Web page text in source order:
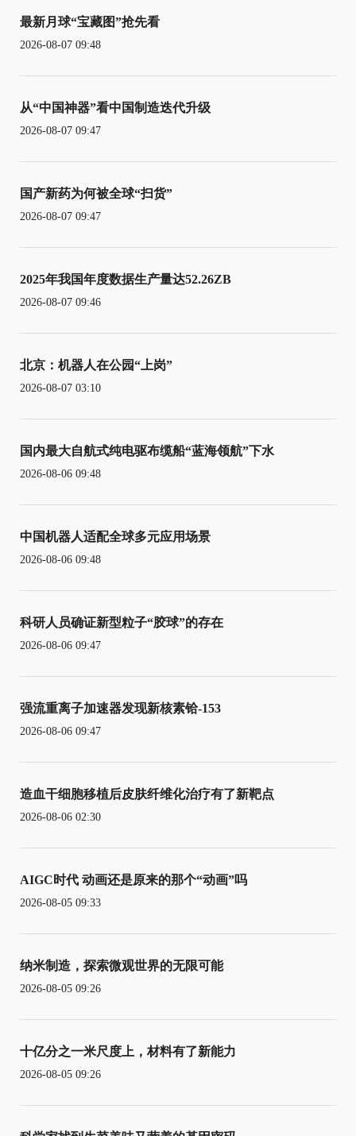
最新月球“宝藏图”抢先看
2026-08-07 09:48
从“中国神器”看中国制造迭代升级
2026-08-07 09:47
国产新药为何被全球“扫货”
2026-08-07 09:47
2025年我国年度数据生产量达52.26ZB
2026-08-07 09:46
北京：机器人在公园“上岗”
2026-08-07 03:10
国内最大自航式纯电驱布缆船“蓝海领航”下水
2026-08-06 09:48
中国机器人适配全球多元应用场景
2026-08-06 09:48
科研人员确证新型粒子“胶球”的存在
2026-08-06 09:47
强流重离子加速器发现新核素铪-153
2026-08-06 09:47
造血干细胞移植后皮肤纤维化治疗有了新靶点
2026-08-06 02:30
AIGC时代 动画还是原来的那个“动画”吗
2026-08-05 09:33
纳米制造，探索微观世界的无限可能
2026-08-05 09:26
十亿分之一米尺度上，材料有了新能力
2026-08-05 09:26